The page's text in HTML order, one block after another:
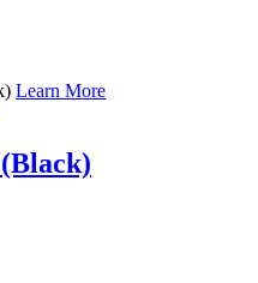
Learn More